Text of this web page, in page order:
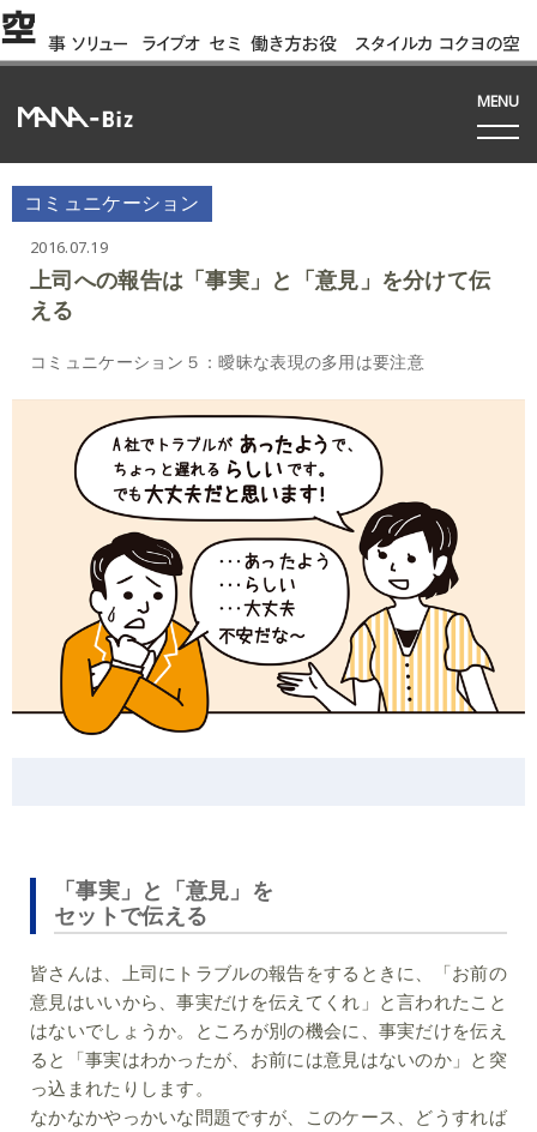
空 事
例
ソリュー
ション
ライブオ
フィス
セミ
ナー
働き方お役
立ち資料
スタイルカ
タログ
コクヨの空
間って!?
MENU
コミュニケーション
2016.07.19
上司への報告は「事実」と「意見」を分けて伝
える
コミュニケーション５：曖昧な表現の多用は要注意
「事実」と「意見」を
セットで伝える
皆さんは、上司にトラブルの報告をするときに、「お前の
意見はいいから、事実だけを伝えてくれ」と言われたこと
はないでしょうか。ところが別の機会に、事実だけを伝え
ると「事実はわかったが、お前には意見はないのか」と突
っ込まれたりします。
なかなかやっかいな問題ですが、このケース、どうすれば